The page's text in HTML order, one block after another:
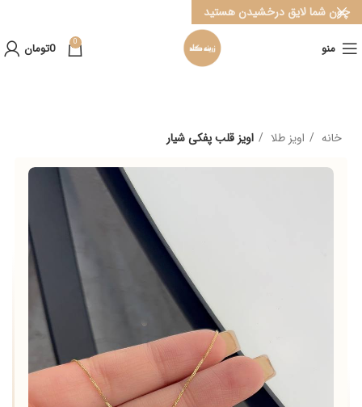
منو 0
0تومان
خانه اویز طلا اویز قلب پفکی شیار
چون شما لایق درخشیدن هستید